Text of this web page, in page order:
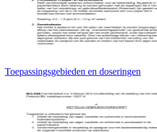
Toepassingsgebieden en doseringen